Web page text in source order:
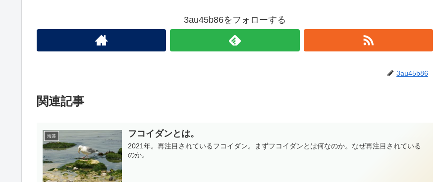
3au45b86をフォローする
3au45b86
関連記事
海藻 フコイダンとは。
2021年。再注目されているフコイダン。まずフコイダンとは何なのか。なぜ再注目されている
のか。